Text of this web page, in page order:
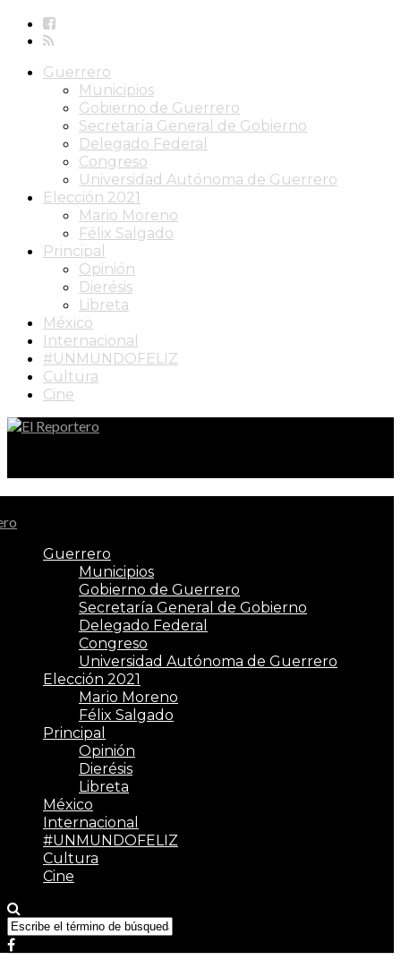
Guerrero
Municipios
Gobierno de Guerrero
Secretaría General de Gobierno
Delegado Federal
Congreso
Universidad Autónoma de Guerrero
Elección 2021
Mario Moreno
Félix Salgado
Principal
Opinión
Dierésis
Libreta
México
Internacional
#UNMUNDOFELIZ
Cultura
Cine
Guerrero
Municipios
Gobierno de Guerrero
Secretaría General de Gobierno
Delegado Federal
Congreso
Universidad Autónoma de Guerrero
Elección 2021
Mario Moreno
Félix Salgado
Principal
Opinión
Dierésis
Libreta
México
Internacional
#UNMUNDOFELIZ
Cultura
Cine